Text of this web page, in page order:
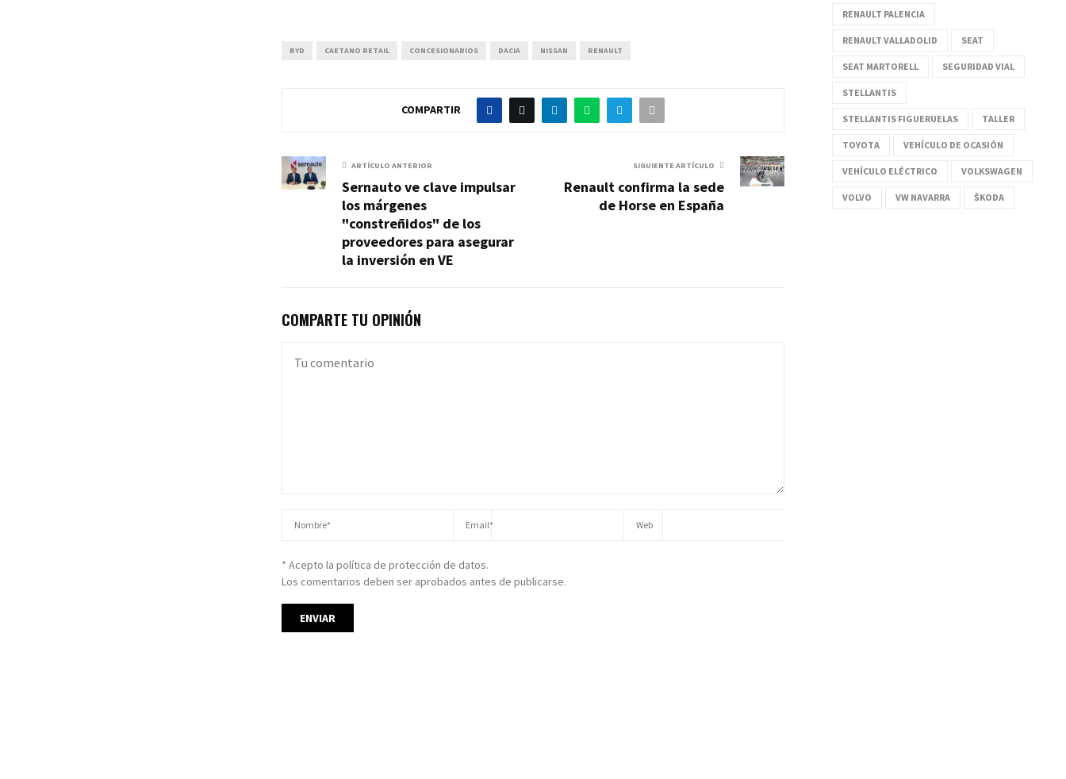
BYD CAETANO RETAIL CONCESIONARIOS DACIA NISSAN RENAULT
COMPARTIR
ARTÍCULO ANTERIOR
Sernauto ve clave impulsar
los márgenes
"constreñidos" de los
proveedores para asegurar
la inversión en VE
SIGUIENTE ARTÍCULO
Renault confirma la sede
de Horse en España
COMPARTE TU OPINIÓN
* Acepto la política de protección de datos.
Los comentarios deben ser aprobados antes de publicarse.
RENAULT PALENCIA
RENAULT VALLADOLID SEAT
SEAT MARTORELL SEGURIDAD VIAL
STELLANTIS
STELLANTIS FIGUERUELAS TALLER
TOYOTA VEHÍCULO DE OCASIÓN
VEHÍCULO ELÉCTRICO VOLKSWAGEN
VOLVO VW NAVARRA ŠKODA